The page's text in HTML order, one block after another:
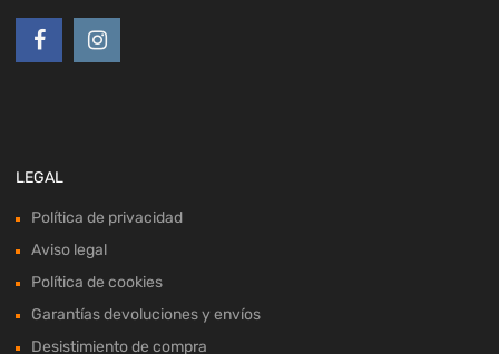
LEGAL
Política de privacidad
Aviso legal
Política de cookies
Garantías devoluciones y envíos
Desistimiento de compra